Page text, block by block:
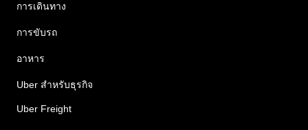
การเดินทาง
การขับรถ
อาหาร
Uber สำหรับธุรกิจ
Uber Freight